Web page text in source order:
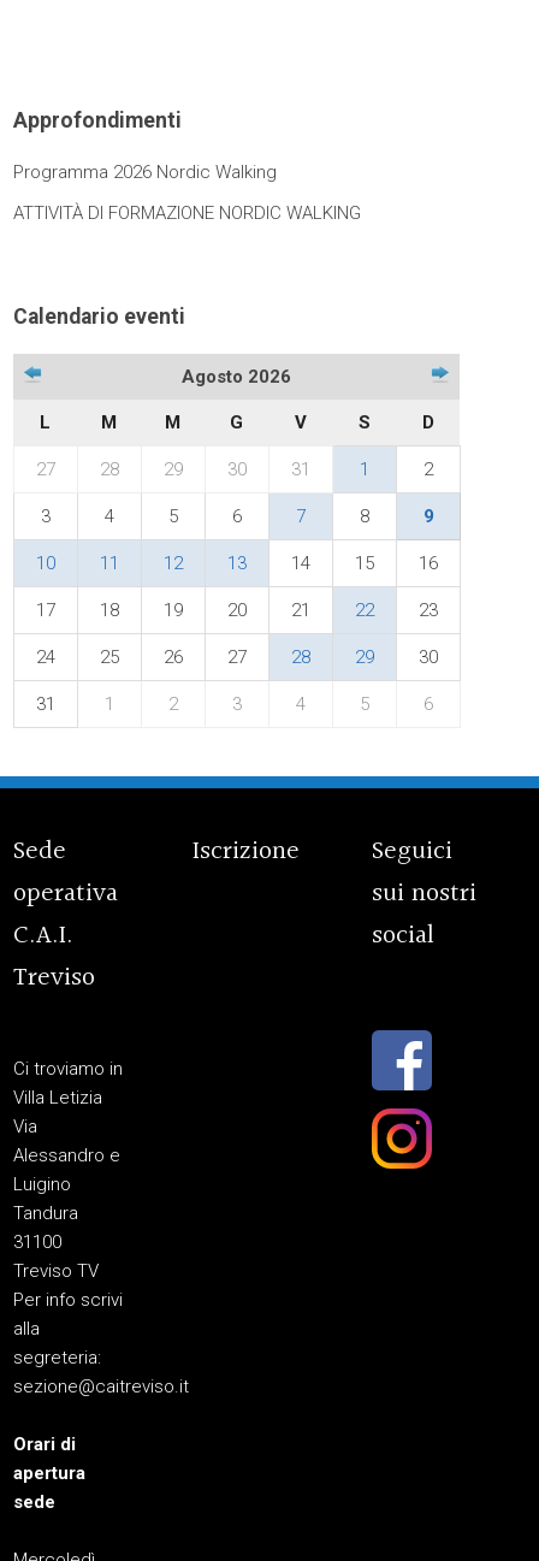
Approfondimenti
Programma 2026 Nordic Walking
ATTIVITÀ DI FORMAZIONE NORDIC WALKING
Calendario eventi
Agosto 2026
L M M G V S D
27 28 29 30 31 1 2
3 4 5 6 7 8 9
10 11 12 13 14 15 16
17 18 19 20 21 22 23
24 25 26 27 28 29 30
31 1 2 3 4 5 6
Sede
operativa
C.A.I.
Treviso
Ci troviamo in
Villa Letizia
Via
Alessandro e
Luigino
Tandura
31100
Treviso TV
Per info scrivi
alla
segreteria:
sezione@caitreviso.it
Orari di
apertura
sede
Iscrizione
Seguici
sui nostri
social